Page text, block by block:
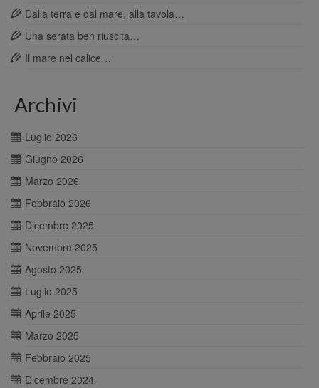
Dalla terra e dal mare, alla tavola…
Una serata ben riuscita…
Il mare nel calice…
Archivi
Luglio 2026
Giugno 2026
Marzo 2026
Febbraio 2026
Dicembre 2025
Novembre 2025
Agosto 2025
Luglio 2025
Aprile 2025
Marzo 2025
Febbraio 2025
Dicembre 2024